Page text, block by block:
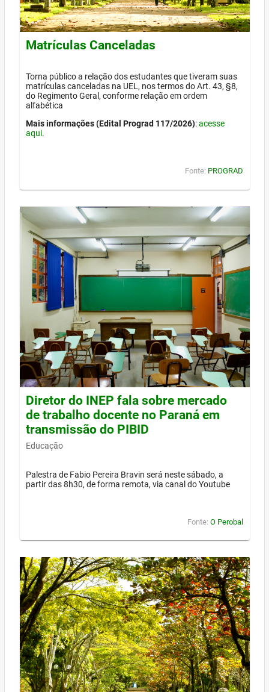
Matrículas Canceladas
Torna público a relação dos estudantes que tiveram suas
matrículas canceladas na UEL, nos termos do Art. 43, §8,
do Regimento Geral, conforme relação em ordem
alfabética
Mais informações (Edital Prograd 117/2026):acesse
aqui.
Fonte: PROGRAD
Diretor do INEP fala sobre mercado
de trabalho docente no Paraná em
transmissão do PIBID
Educação
Palestra de Fabio Pereira Bravin será neste sábado, a
partir das 8h30, de forma remota, via canal do Youtube
Fonte: O Perobal